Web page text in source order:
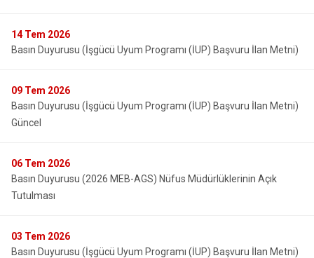
14 Tem 2026
Basın Duyurusu (İşgücü Uyum Programı (İUP) Başvuru İlan Metni)
09 Tem 2026
Basın Duyurusu (İşgücü Uyum Programı (İUP) Başvuru İlan Metni)
Güncel
06 Tem 2026
Basın Duyurusu (2026 MEB-AGS) Nüfus Müdürlüklerinin Açık
Tutulması
03 Tem 2026
Basın Duyurusu (İşgücü Uyum Programı (İUP) Başvuru İlan Metni)